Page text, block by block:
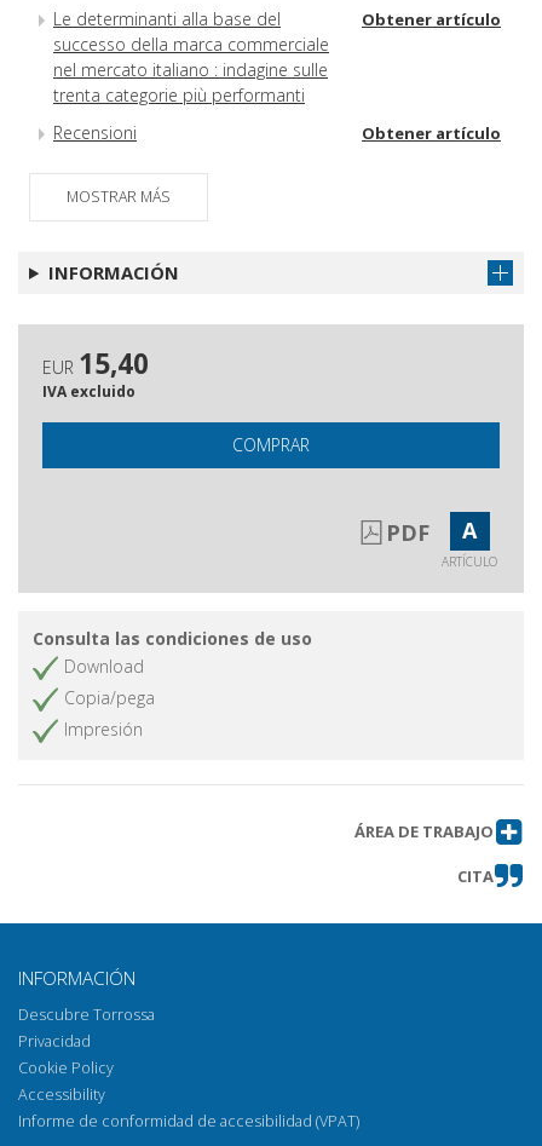
Le determinanti alla base del
successo della marca commerciale
nel mercato italiano : indagine sulle
trenta categorie più performanti
Obtener artículo
Recensioni Obtener artículo
MOSTRAR MÁS
INFORMACIÓN
EUR 15,40
IVA excluido
COMPRAR
PDF A
ARTÍCULO
Consulta las condiciones de uso
Download
Copia/pega
Impresión
ÁREA DE TRABAJO
CITA
INFORMACIÓN
Descubre Torrossa
Privacidad
Cookie Policy
Accessibility
Informe de conformidad de accesibilidad (VPAT)